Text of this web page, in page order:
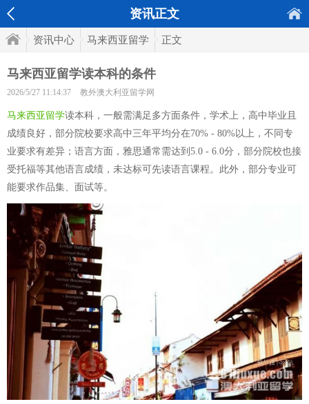
资讯正文
资讯中心 马来西亚留学 正文
马来西亚留学读本科的条件
2026/5/27 11:14:37 教外澳大利亚留学网
马来西亚留学读本科，一般需满足多方面条件，学术上，高中毕业且
成绩良好，部分院校要求高中三年平均分在70% - 80%以上，不同专
业要求有差异；语言方面，雅思通常需达到5.0 - 6.0分，部分院校也接
受托福等其他语言成绩，未达标可先读语言课程。此外，部分专业可
能要求作品集、面试等。